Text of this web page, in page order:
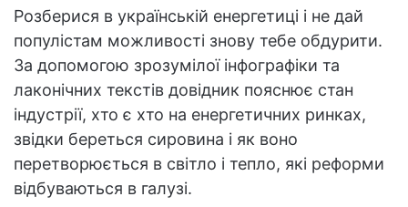
Розберися в українській енергетиці і не дай
популістам можливості знову тебе обдурити.
За допомогою зрозумілої інфографіки та
лаконічних текстів довідник пояснює стан
індустрії, хто є хто на енергетичних ринках,
звідки береться сировина і як воно
перетворюється в світло і тепло, які реформи
відбуваються в галузі.